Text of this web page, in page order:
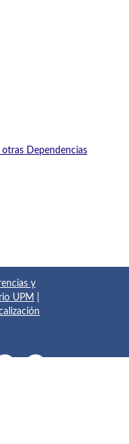
Dependencias
y
UPM